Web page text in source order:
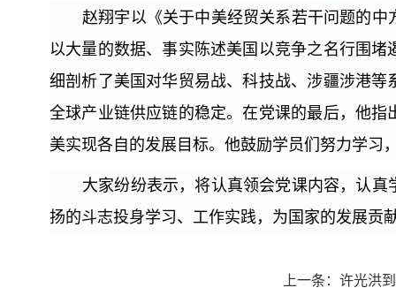
赵翔宇以《关于中美经贸关系若干问题的
以大量的数据、事实陈述美国以竞争之名行围
细剖析了美国对华贸易战、科技战、涉疆涉港
全球产业链供应链的稳定。在党课的最后，他
美实现各自的发展目标。他鼓励学员们努力学习
大家纷纷表示，将认真领会党课内容，认
扬的斗志投身学习、工作实践，为国家的发展贡
上一条： 许光洪